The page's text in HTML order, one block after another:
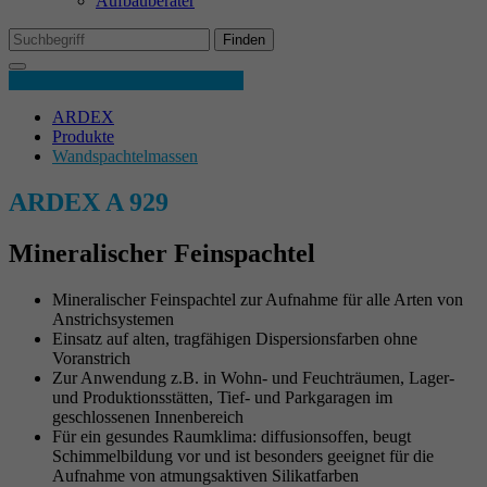
Finden
ARDEX
Produkte
Wandspachtelmassen
ARDEX A 929
Mineralischer Feinspachtel
Mineralischer Feinspachtel zur Aufnahme für alle Arten von
Anstrichsystemen
Einsatz auf alten, tragfähigen Dispersionsfarben ohne
Voranstrich
Zur Anwendung z.B. in Wohn- und Feuchträumen, Lager-
und Produktionsstätten, Tief- und Parkgaragen im
geschlossenen Innenbereich
Für ein gesundes Raumklima: diffusionsoffen, beugt
Schimmelbildung vor und ist besonders geeignet für die
Aufnahme von atmungsaktiven Silikatfarben
Laufzeit 3 Monate
Zweck
Zweck
Legt fest, ob die Cookie-Einstellungen schon
gezeigt wurden.
Name cookie_optin
Anbieter Ardex
Seiten wiedererkennen und den Erfolg unserer Kampagnen messen
Name
Anbieter Google Adwords
Laufzeit 1 Jahr
Cookie von Google zur Steuerung der
Name
Anbieter Google Adwords
Laufzeit 1 Jahr
Marketing
Mit Marketing-Cookies können wir Sie besser ansprechen, auch
Wir verwenden auf unserer Website externe Inhalte, um Ihnen
zusätzliche Informationen anzubieten.
Name epExternalSalesGoogleMapsApiExternalContentAccepted
Anbieter Ardex
Laufzeit Session
Cookie-Informationen anzeigen